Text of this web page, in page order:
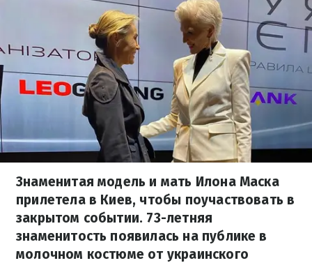
Знаменитая модель и мать Илона Маска
прилетела в Киев, чтобы поучаствовать в
закрытом событии. 73-летняя
знаменитость появилась на публике в
молочном костюме от украинского